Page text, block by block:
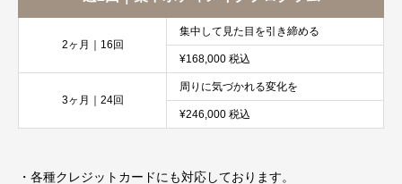
2ヶ月｜16回
集中して見た目を引き締める
¥168,000 税込
3ヶ月｜24回
周りに気づかれる変化を
¥246,000 税込
・各種クレジットカードにも対応しております。